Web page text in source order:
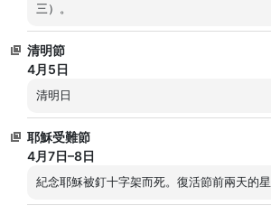
三）。
清明節
4月5日
清明日
耶穌受難節
4月7日–8日
紀念耶穌被釘十字架而死。復活節前兩天的星